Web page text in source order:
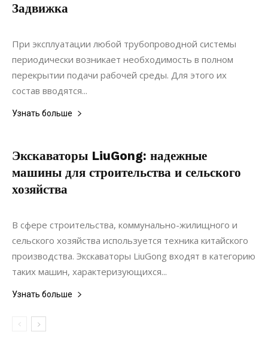
Задвижка
16.02.2020
При эксплуатации любой трубопроводной системы
периодически возникает необходимость в полном
перекрытии подачи рабочей среды. Для этого их
состав вводятся...
Узнать больше
Экскаваторы LiuGong: надежные
машины для строительства и сельского
хозяйства
22.11.2021
В сфере строительства, коммунально-жилищного и
сельского хозяйства используется техника китайского
производства. Экскаваторы LiuGong входят в категорию
таких машин, характеризующихся...
Узнать больше